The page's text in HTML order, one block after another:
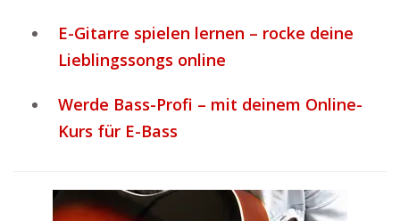
E-Gitarre spielen lernen – rocke deine
Lieblingssongs online
Werde Bass-Profi – mit deinem Online-
Kurs für E-Bass